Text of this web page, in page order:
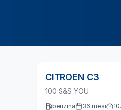
CITROEN C3
100 S&S YOU
benzina 36 mesi